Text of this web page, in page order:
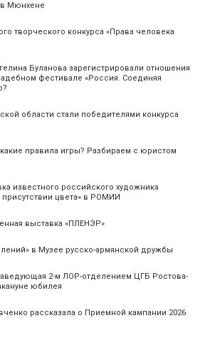
Мюнхене
творческого конкурса «Права человека
Буланова зарегистрировали отношения
фестивале «Россия. Соединяя
области стали победителями конкурса
правила игры? Разбираем с юристом
известного российского художника
цвета» в РОМИИ
выставка «ПЛЕНЭР»
в Музее русско-армянской дружбы
2-м ЛОР-отделением ЦГБ Ростова-
юбилея
рассказала о Приемной кампании 2026